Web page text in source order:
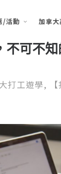
/活動 加拿大
不可不
打工遊學,